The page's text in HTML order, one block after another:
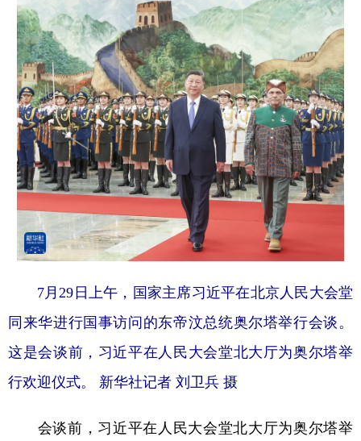
7月29日上午，国家主席习近平在北京人民大会堂
同来华进行国事访问的东帝汶总统奥尔塔举行会谈。
这是会谈前，习近平在人民大会堂北大厅为奥尔塔举
行欢迎仪式。 新华社记者 刘卫兵 摄
会谈前，习近平在人民大会堂北大厅为奥尔塔举